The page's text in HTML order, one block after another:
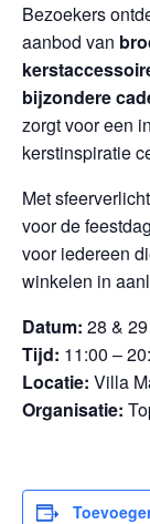
Bezoekers
aanbod van
bijzondere
zorgt voor een
kerstinspiratie
Met
voor de
voor iedereen
winkelen in
Datum: 28 &
Tijd: 11:00 –
Locatie: Villa
Organisatie: